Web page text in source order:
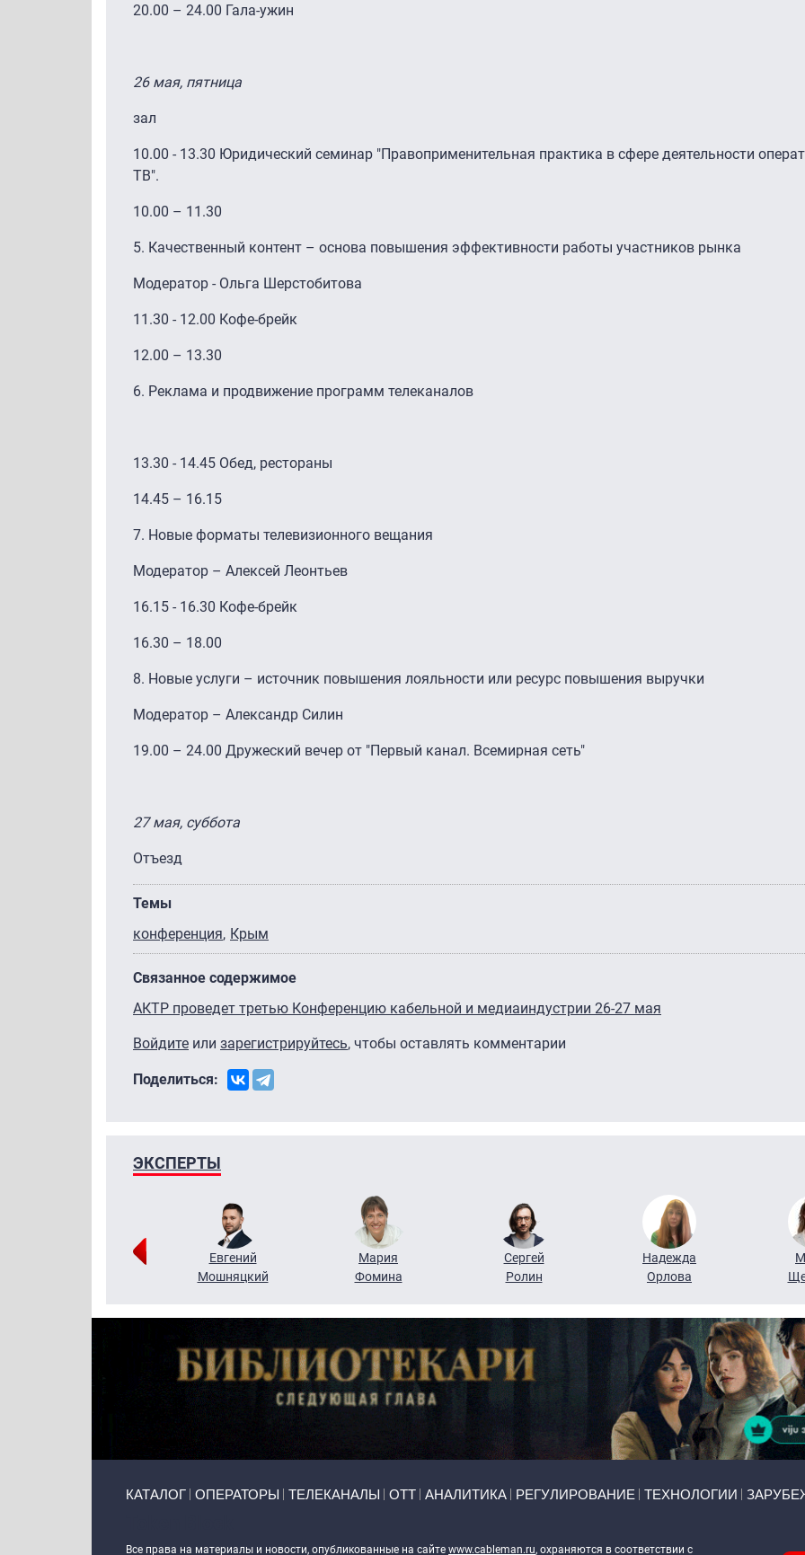
20.00 – 24.00 Гала-ужин
26 мая, пятница
зал
10.00 - 13.30 Юридический семинар "Правоприменительная практика в сфере деятельности
ТВ".
10.00 – 11.30
5. Качественный контент – основа повышения эффективности работы участников рынка
Модератор - Ольга Шерстобитова
11.30 - 12.00 Кофе-брейк
12.00 – 13.30
6. Реклама и продвижение программ телеканалов
13.30 - 14.45 Обед, рестораны
14.45 – 16.15
7. Новые форматы телевизионного вещания
Модератор – Алексей Леонтьев
16.15 - 16.30 Кофе-брейк
16.30 – 18.00
8. Новые услуги – источник повышения лояльности или ресурс повышения выручки
Модератор – Александр Силин
19.00 – 24.00 Дружеский вечер от "Первый канал. Всемирная сеть"
27 мая, суббота
Отъезд
Темы
конференция Крым
Связанное содержимое
АКТР проведет третью Конференцию кабельной и медиаиндустрии 26-27 мая
Войдите или зарегистрируйтесь, чтобы оставлять комментарии
Поделиться:
ЭКСПЕРТЫ
Евгений
Мошняцкий
Мария
Фомина
Сергей
Ролин
Надежда
Орлова
КАТАЛОГ ОПЕРАТОРЫ ТЕЛЕКАНАЛЫ ОТТ АНАЛИТИКА РЕГУЛИРОВАНИЕ ТЕХНОЛОГИИ
Все права на материалы и новости, опубликованные на сайте www.cableman.ru, охраняются в соответствии с